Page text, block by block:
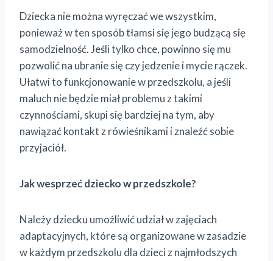
Dziecka nie można wyręczać we wszystkim,
ponieważ w ten sposób tłamsi się jego budzącą się
samodzielność. Jeśli tylko chce, powinno się mu
pozwolić na ubranie się czy jedzenie i mycie rączek.
Ułatwi to funkcjonowanie w przedszkolu, a jeśli
maluch nie będzie miał problemu z takimi
czynnościami, skupi się bardziej na tym, aby
nawiązać kontakt z rówieśnikami i znaleźć sobie
przyjaciół.
Jak wesprzeć dziecko w przedszkole?
Należy dziecku umożliwić udział w zajęciach
adaptacyjnych, które są organizowane w zasadzie
w każdym przedszkolu dla dzieci z najmłodszych